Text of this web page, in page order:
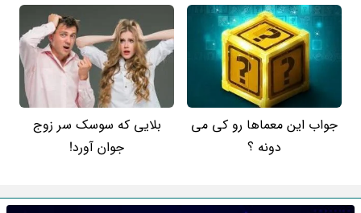
جواب این معماها رو کی می
دونه ؟
بلایی که سوسک سر زوج
جوان آورد!